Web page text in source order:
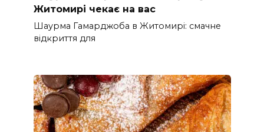
Житомирі чекає на вас
Шаурма Гамарджоба в Житомирі: смачне
відкриття для